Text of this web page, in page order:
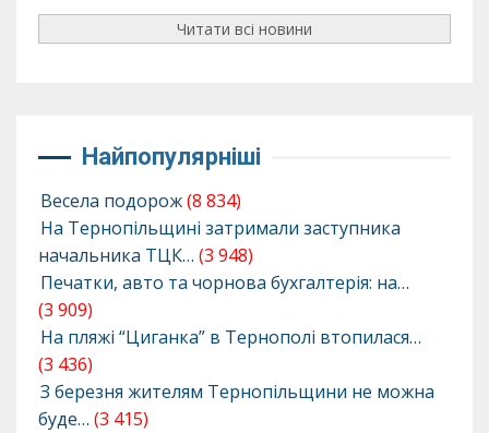
Читати всі новини
Найпопулярніші
Весела подорож(8 834)
На Тернопільщині затримали заступника
начальника ТЦК… (3 948)
Печатки, авто та чорнова бухгалтерія: на…
(3 909)
На пляжі “Циганка” в Тернополі втопилася…
(3 436)
З березня жителям Тернопільщини не можна
буде… (3 415)